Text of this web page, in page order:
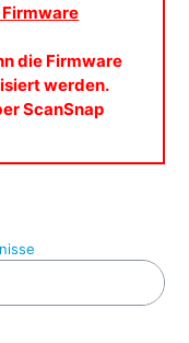
die Firmware
werden.
ScanSnap